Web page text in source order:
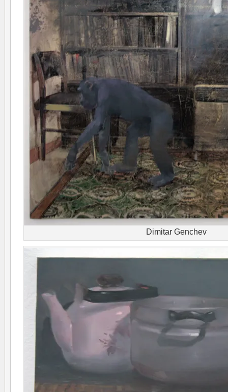
Dimitar Genchev